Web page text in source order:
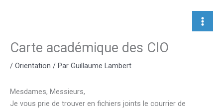
Carte académique des CIO
/ Orientation / Par Guillaume Lambert
Mesdames, Messieurs,
Je vous prie de trouver en fichiers joints le courrier de